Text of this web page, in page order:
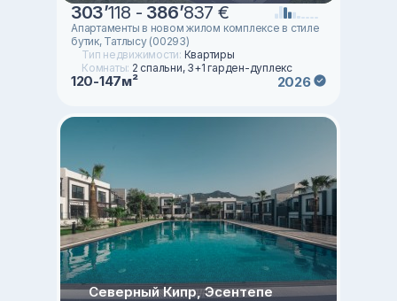
303’118 - 386’837 €
Апартаменты в новом жилом комплексе в стиле
бутик, Татлысу (00293)
Тип недвижимости: Квартиры
Комнаты: 2 спальни, 3+1 гарден-дуплекс
120-147м² 2026
Северный Кипр, Эсентепе